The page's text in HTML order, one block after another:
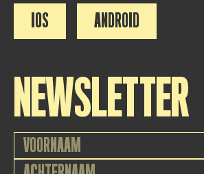
IOS ANDROID
NEWSLETTER